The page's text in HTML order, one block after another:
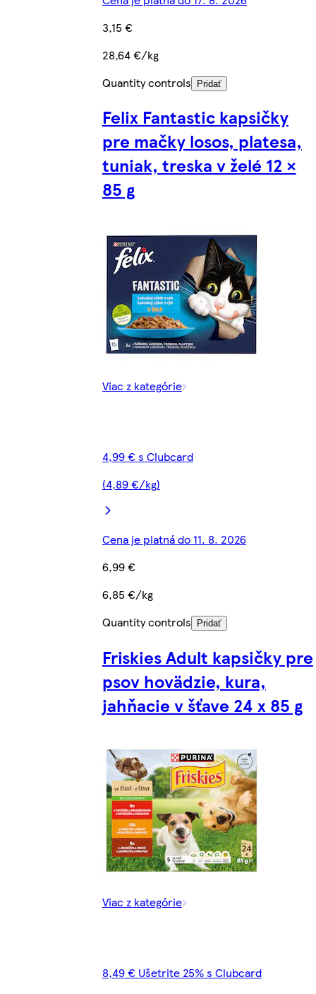
3,15 €
28,64 €/kg
Quantity controls
Pridať
Felix Fantastic kapsičky
pre mačky losos, platesa,
tuniak, treska v želé 12 ×
85 g
Viac z kategórie
4,99 € s Clubcard
(4,89 €/kg)
Cena je platná do 11. 8. 2026
6,99 €
6,85 €/kg
Quantity controls
Pridať
Friskies Adult kapsičky pre
psov hovädzie, kura,
jahňacie v šťave 24 x 85 g
Viac z kategórie
8,49 € Ušetrite 25% s Clubcard